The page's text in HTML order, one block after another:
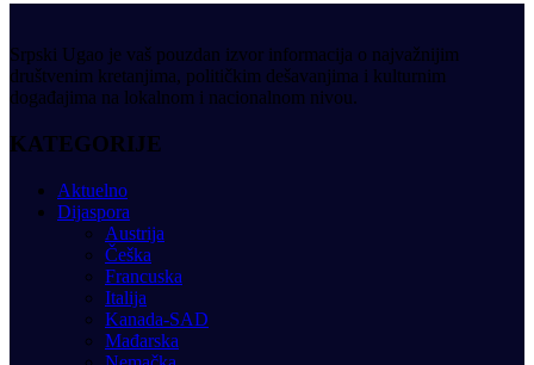
Srpski Ugao je vaš pouzdan izvor informacija o najvažnijim
društvenim kretanjima, političkim dešavanjima i kulturnim
događajima na lokalnom i nacionalnom nivou.
KATEGORIJE
Aktuelno
Dijaspora
Austrija
Češka
Francuska
Italija
Kanada-SAD
Mađarska